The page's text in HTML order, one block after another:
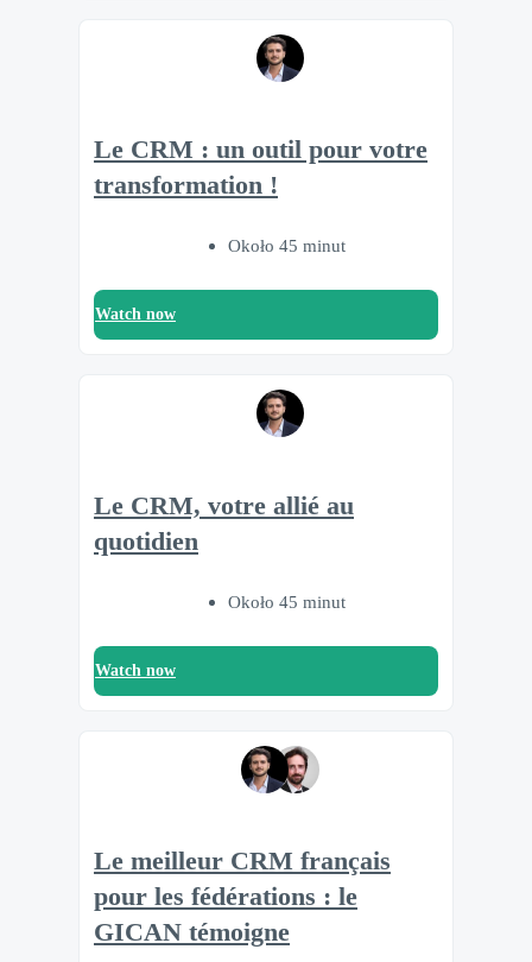
Le CRM : un outil pour votre
transformation !
Około 45 minut
Watch now
Le CRM, votre allié au
quotidien
Około 45 minut
Watch now
Le meilleur CRM français
pour les fédérations : le
GICAN témoigne